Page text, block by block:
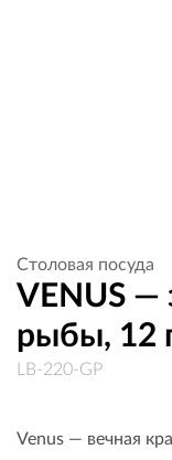
Столовая посуда
VENUS —
рыбы, 12
LB-220-GP
Venus — вечная